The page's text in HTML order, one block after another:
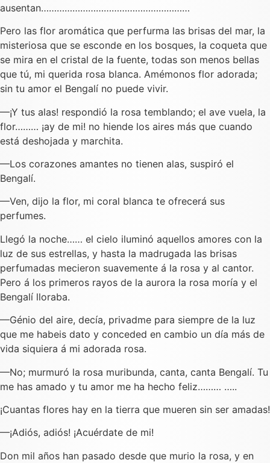
ausentan…………………………………………………
Pero las flor aromática que perfurma las brisas del mar, la
misteriosa que se esconde en los bosques, la coqueta que
se mira en el cristal de la fuente, todas son menos bellas
que tú, mi querida rosa blanca. Amémonos flor adorada;
sin tu amor el Bengalí no puede vivir.
—¡Y tus alas! respondió la rosa temblando; el ave vuela, la
flor……… ¡ay de mi! no hiende los aires más que cuando
está deshojada y marchita.
—Los corazones amantes no tienen alas, suspiró el
Bengalí.
—Ven, dijo la flor, mi coral blanca te ofrecerá sus
perfumes.
Llegó la noche…… el cielo iluminó aquellos amores con la
luz de sus estrellas, y hasta la madrugada las brisas
perfumadas mecieron suavemente á la rosa y al cantor.
Pero á los primeros rayos de la aurora la rosa moría y el
Bengalí lloraba.
—Génio del aire, decía, privadme para siempre de la luz
que me habeis dato y conceded en cambio un día más de
vida siquiera á mi adorada rosa.
—No; murmuró la rosa muribunda, canta, canta Bengalí. Tu
me has amado y tu amor me ha hecho feliz……… …..
¡Cuantas flores hay en la tierra que mueren sin ser amadas!
—¡Adiós, adiós! ¡Acuérdate de mi!
Don mil años han pasado desde que murio la rosa, y en